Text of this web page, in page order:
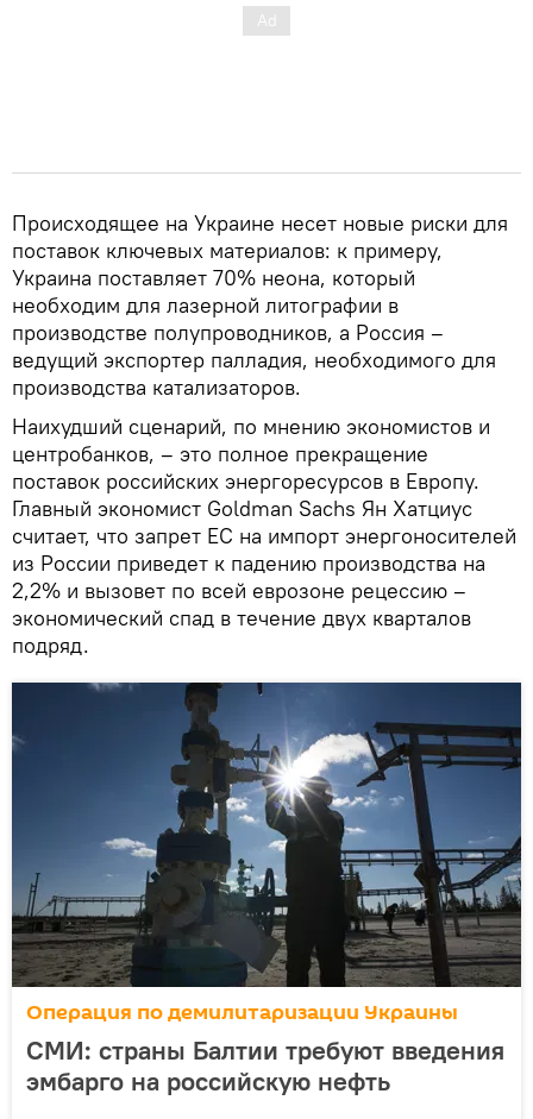
Происходящее на Украине несет новые риски для
поставок ключевых материалов: к примеру,
Украина поставляет 70% неона, который
необходим для лазерной литографии в
производстве полупроводников, а Россия –
ведущий экспортер палладия, необходимого для
производства катализаторов.
Наихудший сценарий, по мнению экономистов и
центробанков, – это полное прекращение
поставок российских энергоресурсов в Европу.
Главный экономист Goldman Sachs Ян Хатциус
считает, что запрет ЕС на импорт энергоносителей
из России приведет к падению производства на
2,2% и вызовет по всей еврозоне рецессию –
экономический спад в течение двух кварталов
подряд.
Операция по демилитаризации Украины
СМИ: страны Балтии требуют введения
эмбарго на российскую нефть